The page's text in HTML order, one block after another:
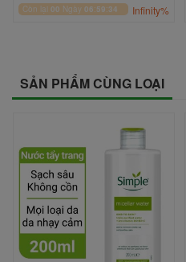
Còn lại 00 Ngày 06:59:33 Infinity%
SẢN PHẨM CÙNG LOẠI